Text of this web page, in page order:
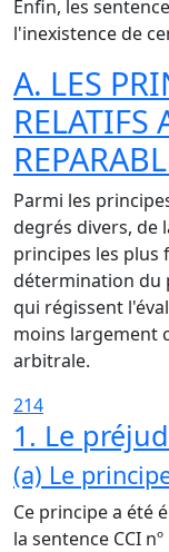
Enfin, les
l'inexistence de
A. LES
RELATIFS
Parmi les
degrés divers, de
principes les plus
détermination du
qui régissent
moins largement
arbitrale.
214
1. Le
(a) Le
Ce principe a été
la sentence CCI nº